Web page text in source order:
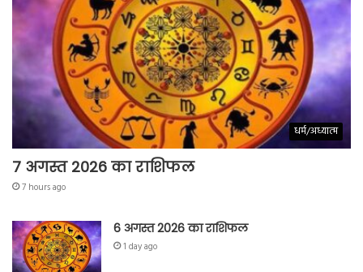
धर्म/अध्यात्म
7 अगस्त 2026 का राशिफल
7 hours ago
6 अगस्त 2026 का राशिफल
1 day ago